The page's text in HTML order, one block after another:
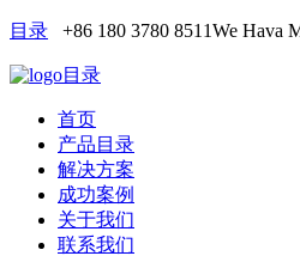
目录 +86 180 3780 8511We Hava
目录
首页
产品目录
解决方案
成功案例
关于我们
联系我们